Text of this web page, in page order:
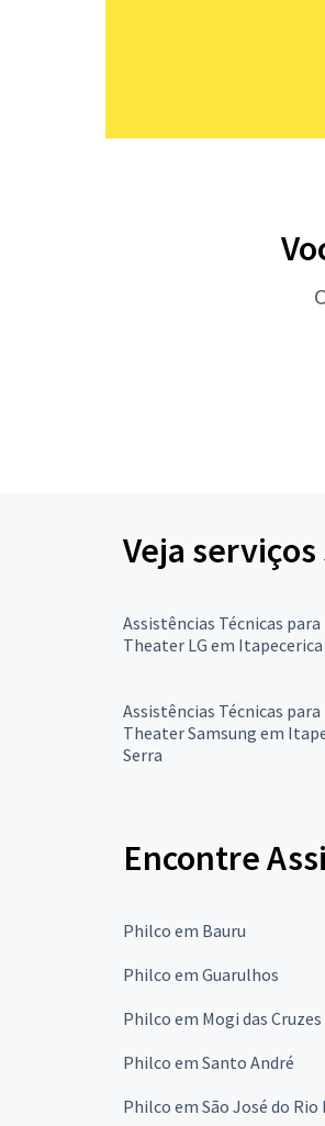
Veja
Assistências Técnicas
Theater LG em Itapecerica
Assistências Técnicas
Theater Samsung em
Serra
Encontre
Philco em Bauru
Philco em Guarulhos
Philco em Mogi das Cruzes
Philco em Santo André
Philco em São José do